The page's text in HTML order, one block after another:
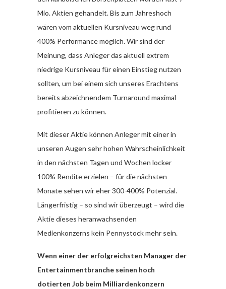
Mio. Aktien gehandelt. Bis zum Jahreshoch
wären vom aktuellen Kursniveau weg rund
400% Performance möglich. Wir sind der
Meinung, dass Anleger das aktuell extrem
niedrige Kursniveau für einen Einstieg nutzen
sollten, um bei einem sich unseres Erachtens
bereits abzeichnendem Turnaround maximal
profitieren zu können.
Mit dieser Aktie können Anleger mit einer in
unseren Augen sehr hohen Wahrscheinlichkeit
in den nächsten Tagen und Wochen locker
100% Rendite erzielen – für die nächsten
Monate sehen wir eher 300-400% Potenzial.
Längerfristig – so sind wir überzeugt – wird die
Aktie dieses heranwachsenden
Medienkonzerns kein Pennystock mehr sein.
Wenn einer der erfolgreichsten Manager der
Entertainmentbranche seinen hoch
dotierten Job beim Milliardenkonzern